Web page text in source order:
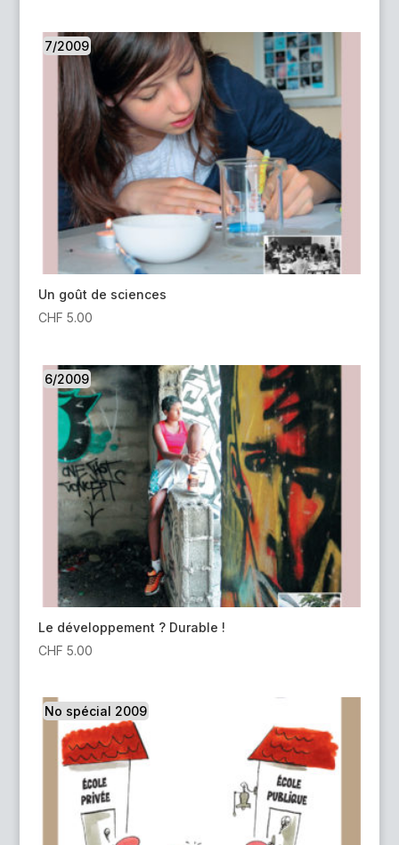
7/2009
Un goût de sciences
CHF 5.00
6/2009
Le développement ? Durable !
CHF 5.00
No spécial 2009